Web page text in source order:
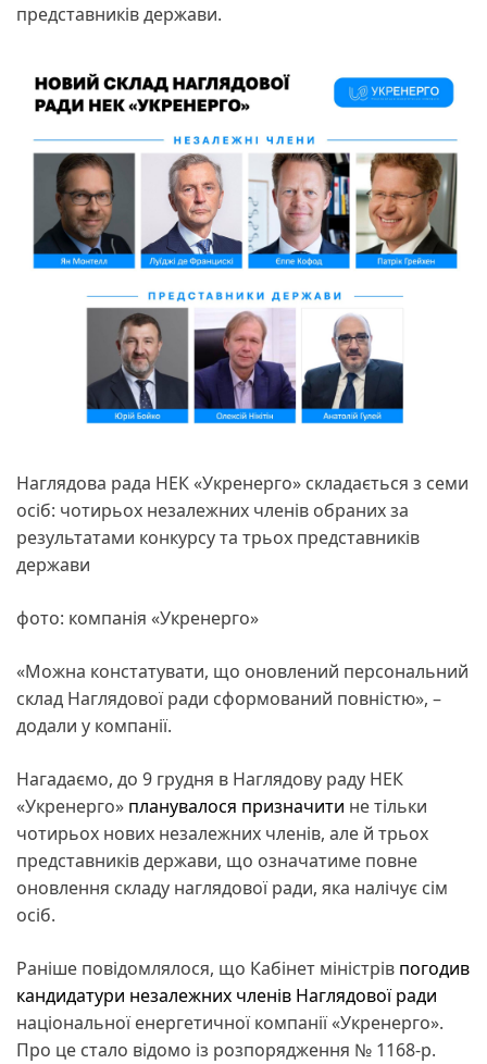
представників держави.
Наглядова рада НЕК «Укренерго» складається з семи
осіб: чотирьох незалежних членів обраних за
результатами конкурсу та трьох представників
держави
фото: компанія «Укренерго»
«Можна констатувати, що оновлений персональний
склад Наглядової ради сформований повністю», –
додали у компанії.
Нагадаємо, до 9 грудня в Наглядову раду НЕК
«Укренерго» планувалося призначити не тільки
чотирьох нових незалежних членів, але й трьох
представників держави, що означатиме повне
оновлення складу наглядової ради, яка налічує сім
осіб.
Раніше повідомлялося, що Кабінет міністрів погодив
кандидатури незалежних членів Наглядової ради
національної енергетичної компанії «Укренерго».
Про це стало відомо із розпорядження № 1168-р.